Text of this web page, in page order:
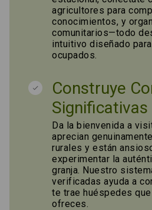
agricultores para
conocimientos, y
comunitarios—todo
intuitivo diseñado
ocupados.
Construye
Significativas
Da la bienvenida a
aprecian
rurales y están
experimentar la
granja. Nuestro
verificadas ayuda a
te trae huéspedes
ofreces.